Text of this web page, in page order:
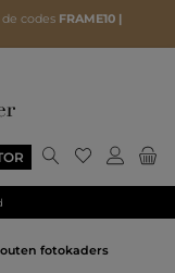
codes FRAME10 |
fotokaders